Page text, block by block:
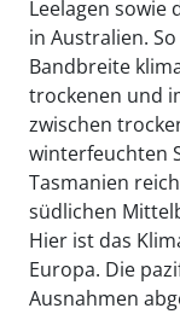
Leelagen sowie
in Australien.
Bandbreite
trockenen und
zwischen
winterfeuchten
Tasmanien
südlichen
Hier ist das
Europa. Die
Ausnahmen